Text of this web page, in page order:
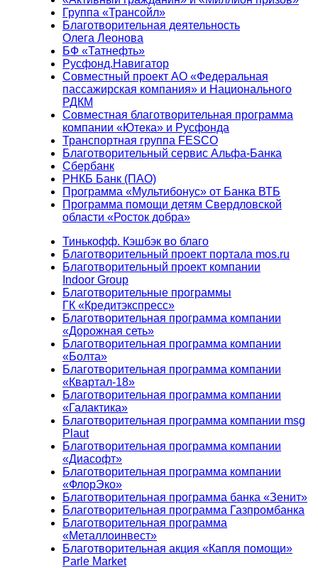
Группа «Трансойл»
Благотворительная деятельность
Олега Леонова
БФ «Татнефть»
Русфонд.Навигатор
Совместный проект АО «Федеральная
пассажирская компания» и Национального
РДКМ
Совместная благотворительная программа
компании «Ютека» и Русфонда
Транспортная группа FESCO
Благотворительный сервис Альфа-Банка
Сбербанк
РНКБ Банк (ПАО)
Программа «Мультибонус» от Банка ВТБ
Программа помощи детям Свердловской
области «Росток добра»
Тинькофф. Кэшбэк во благо
Благотворительный проект портала mos.ru
Благотворительный проект компании
Indoor Group
Благотворительные программы
ГК «Кредитэкспресс»
Благотворительная программа компании
«Дорожная сеть»
Благотворительная программа компании
«Болта»
Благотворительная программа компании
«Квартал-18»
Благотворительная программа компании
«Галактика»
Благотворительная программа компании msg
Plaut
Благотворительная программа компании
«Диасофт»
Благотворительная программа компании
«ФлорЭко»
Благотворительная программа банка «Зенит»
Благотворительная программа Газпромбанка
Благотворительная программа
«Металлоинвест»
Благотворительная акция «Капля помощи»
Parle Market